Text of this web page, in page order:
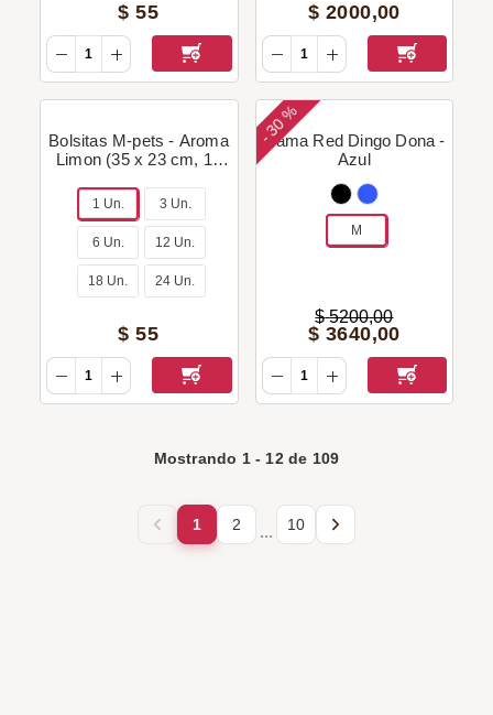
$ 55 $ 2000,00
Bolsitas M-pets - Aroma
Limon (35 x 23 cm, 15
1 Un. 3 Un.
6 Un. 12 Un.
18 Un. 24 Un.
$ 55
-
30 %
Cama Red Dingo Dona -
Azul
M
$ 5200,00
$ 3640,00
Mostrando 1- 12de 109
1 2 ... 10